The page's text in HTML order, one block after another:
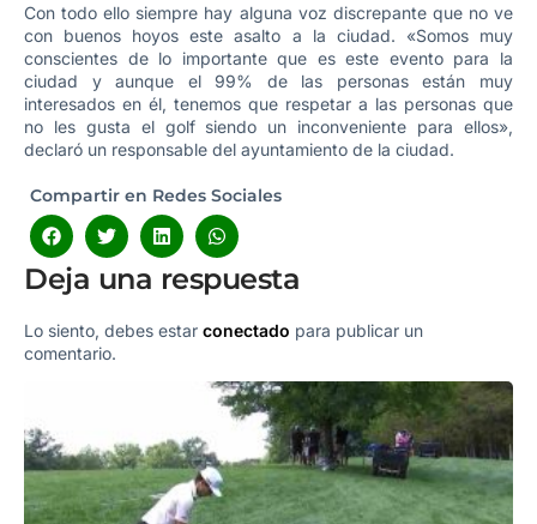
Con todo ello siempre hay alguna voz discrepante que no ve
con buenos hoyos este asalto a la ciudad. «Somos muy
conscientes de lo importante que es este evento para la
ciudad y aunque el 99% de las personas están muy
interesados en él, tenemos que respetar a las personas que
no les gusta el golf siendo un inconveniente para ellos»,
declaró un responsable del ayuntamiento de la ciudad.
Compartir en Redes Sociales
Deja una respuesta
Lo siento, debes estar conectado para publicar un
comentario.